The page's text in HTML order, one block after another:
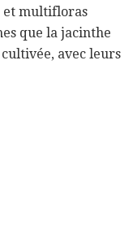
et multifloras
que la jacinthe
avec leurs